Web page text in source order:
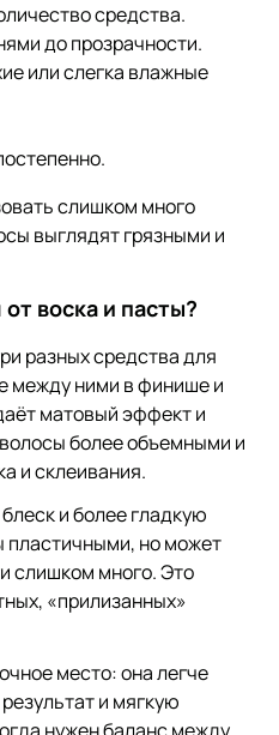
средства.
до прозрачности.
или слегка влажные
слишком много
выглядят грязными и
воска и пасты?
разных средства для
между ними в финише и
матовый эффект и
более объемными и
и склеивания.
и более гладкую
пластичными, но может
слишком много. Это
«прилизанных»
место: она легче
и мягкую